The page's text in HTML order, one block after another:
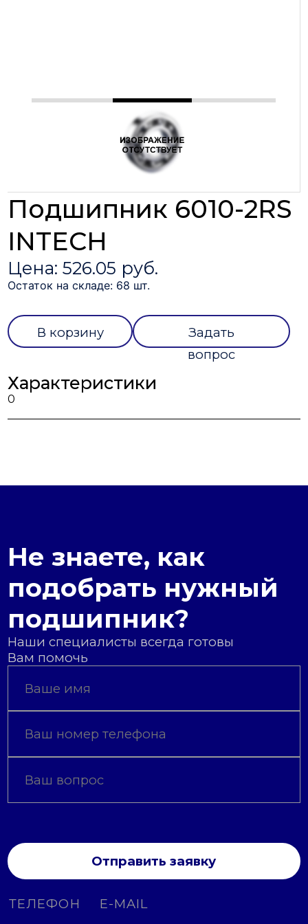
Подшипник 6010-2RS
INTECH
Цена: 526.05 руб.
Остаток на складе: 68 шт.
В корзину
Задать
вопрос
Характеристики
0
Не знаете, как
подобрать нужный
подшипник?
Наши специалисты всегда готовы
Вам помочь
Отправить заявку
ТЕЛЕФОН E-MAIL